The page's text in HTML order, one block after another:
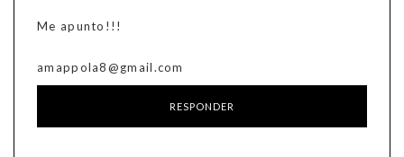
Me apunto!!!
amappola8@gmail.com
RESPONDER